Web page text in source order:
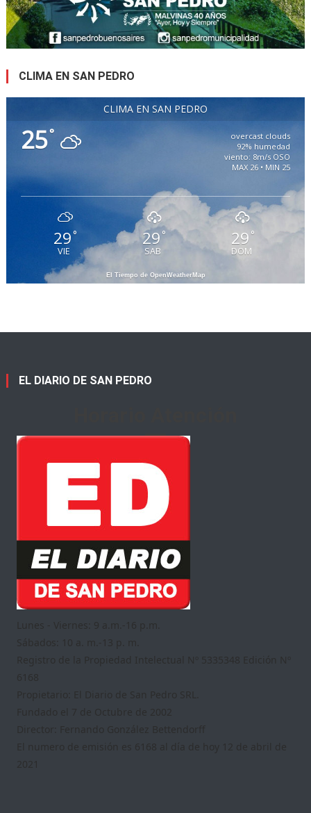
CLIMA EN SAN PEDRO
CLIMA EN SAN PEDRO
25°
overcast clouds
92% humedad
viento: 8m/s OSO
MAX 26 • MIN 25
29°
VIE
29 °
SAB
29 °
DOM
El Tiempo de OpenWeatherMap
EL DIARIO DE SAN PEDRO
Lunes - Viernes: 9 a.m.-16 p.m.
Sábados: 10 a. m.-13 p. m.
Registro de la Propiedad Intelectual Nº 5335348 Edición Nº
6168
Propietario: El Diario de San Pedro SRL.
Fundado el 7 de Octubre de 2002
Director: Fernando González Bettendorff
El numero de emisión es 6168 al día de hoy 12 de abril de
2021